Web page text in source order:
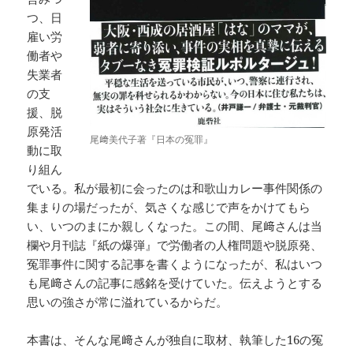
尾﨑美代子著『日本の冤罪』
つ、日
雇い労
働者や
失業者
の支
援、脱
原発活
動に取
り組ん
でいる。私が最初に会ったのは和歌山カレー事件関係の
集まりの場だったが、気さくな感じで声をかけてもら
い、いつのまにか親しくなった。この間、尾﨑さんは当
欄や月刊誌『紙の爆弾』で労働者の人権問題や脱原発、
冤罪事件に関する記事を書くようになったが、私はいつ
も尾﨑さんの記事に感銘を受けていた。伝えようとする
思いの強さが常に溢れているからだ。
本書は、そんな尾﨑さんが独自に取材、執筆した16の冤